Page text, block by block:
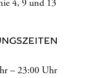
4, 9 und 13
– 23:00 Uhr